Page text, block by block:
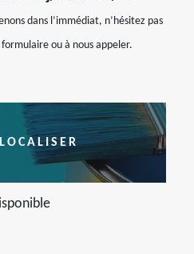
dans l’immédiat, n’hésitez pas
ou à nous appeler.